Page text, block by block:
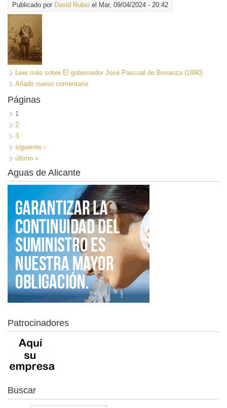
Publicado por David Rubio el Mar, 09/04/2024 - 20:42
Leer más sobre El gobernador José Pascual de Bonanza (1890)
Añadir nuevo comentario
Páginas
1
2
3
siguiente ›
último »
Aguas de Alicante
Patrocinadores
Buscar